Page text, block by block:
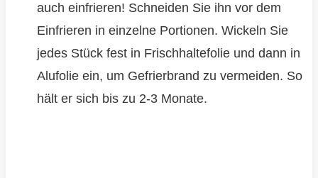
auch einfrieren! Schneiden Sie ihn vor dem
Einfrieren in einzelne Portionen. Wickeln Sie
jedes Stück fest in Frischhaltefolie und dann in
Alufolie ein, um Gefrierbrand zu vermeiden. So
hält er sich bis zu 2-3 Monate.